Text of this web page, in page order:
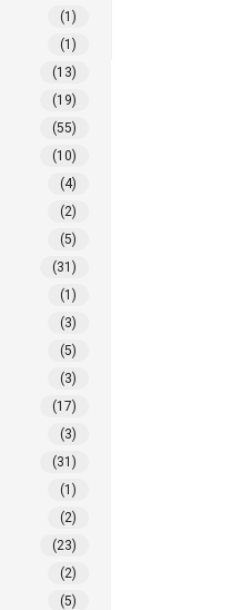
(1)
(1)
(13)
(19)
(55)
(10)
(4)
(2)
(5)
(31)
(1)
(3)
(5)
(3)
(17)
(3)
(31)
(1)
(2)
(23)
(2)
(5)